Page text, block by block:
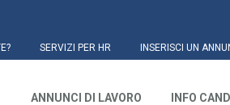
SERVIZI PER HR INSERISCI UN
ANNUNCI DI LAVORO INFO